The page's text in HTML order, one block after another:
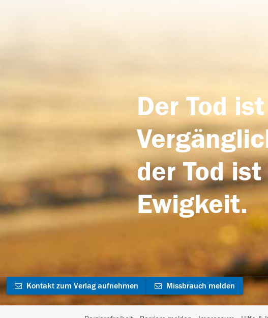
Der Tod
der Tod
Ewigkeit.
Kontakt zum Verlag aufnehmen Missbrauch melden